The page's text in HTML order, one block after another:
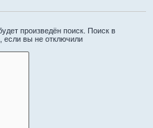
произведён поиск. Поиск в
если вы не отключили